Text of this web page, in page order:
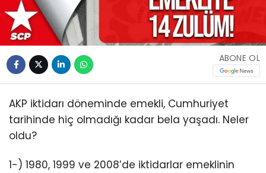
ABONE OL
AKP iktidarı döneminde emekli, Cumhuriyet
tarihinde hiç olmadığı kadar bela yaşadı. Neler
oldu?
1-) 1980, 1999 ve 2008’de iktidarlar emeklinin